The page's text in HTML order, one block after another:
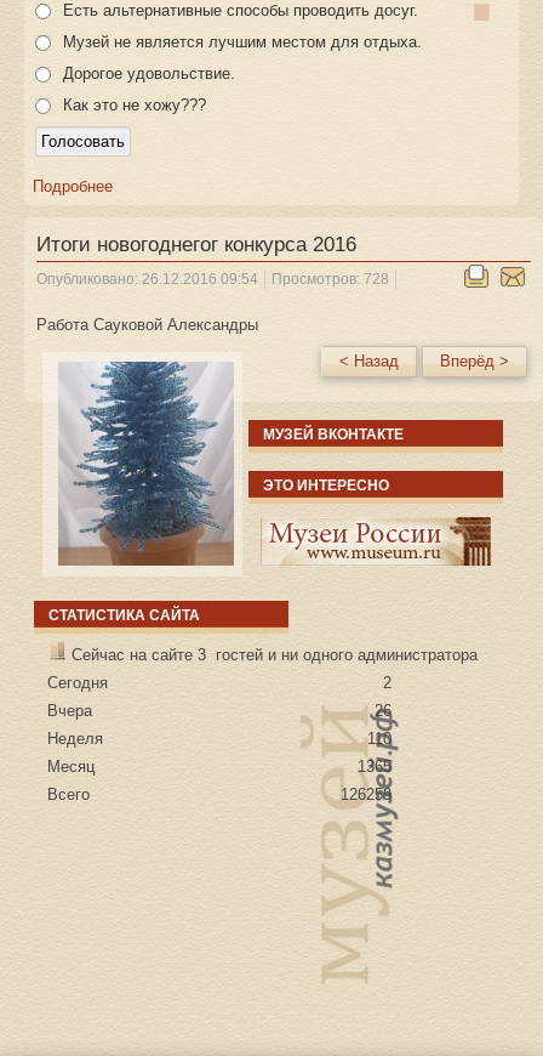
Есть альтернативные способы проводить досуг.
Музей не является лучшим местом для отдыха.
Дорогое удовольствие.
Как это не хожу???
Подробнее
Итоги новогоднегог конкурса 2016
Опубликовано: 26.12.2016 09:54 Просмотров: 728
Работа Сауковой Александры
< Назад
Вперёд >
МУЗЕЙ ВКОНТАКТЕ
ЭТО ИНТЕРЕСНО
СТАТИСТИКА САЙТА
Сейчас на сайте 3 гостей и ни одного администратора
Сегодня
2
Вчера
26
Неделя
110
Месяц
1365
Всего
126259